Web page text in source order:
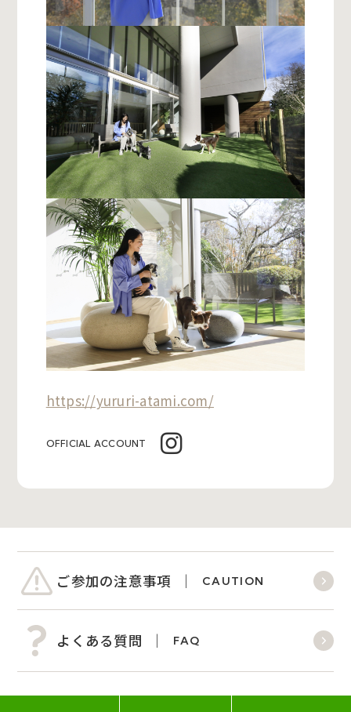
https://yururi-atami.com/
OFFICIAL ACCOUNT
ご参加の注意事項 CAUTION
よくある質問 FAQ